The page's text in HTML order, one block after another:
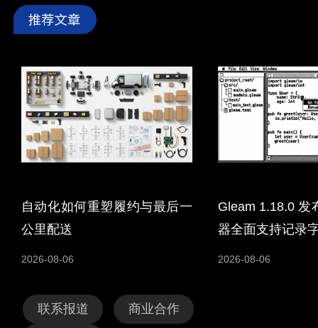
自动化如何重塑履约与最后一
公里配送
2026-08-06
Gleam 1.18.0 发
器全面支持记录
2026-08-06
联系报道 商业合作